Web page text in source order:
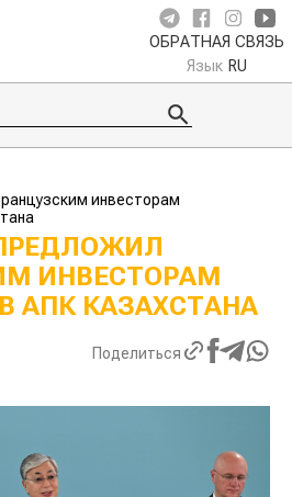
ОБРАТНАЯ СВЯЗЬ
Язык RU
инвесторам
ИНВЕСТОРАМ
АПК КАЗАХСТАНА
Поделиться